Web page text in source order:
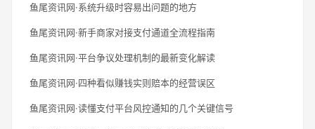
鱼尾资讯网·系统升级时容易出问题的地方
鱼尾资讯网·新手商家对接支付通道全流程指南
鱼尾资讯网·平台争议处理机制的最新变化解读
鱼尾资讯网·四种看似赚钱实则赔本的经营误区
鱼尾资讯网·读懂支付平台风控通知的几个关键信号